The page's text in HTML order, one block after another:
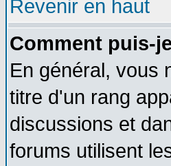
Revenir en haut
Comment puis-
En général, vous
titre d'un rang
discussions et
forums utilisent